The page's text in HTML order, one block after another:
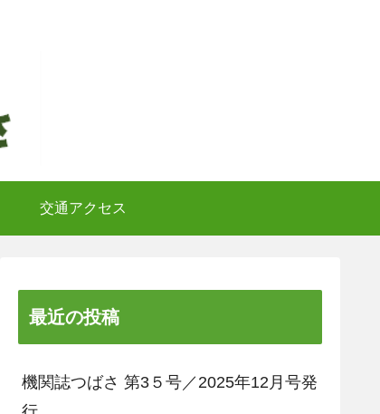
交通アクセス
最近の投稿
機関誌つばさ 第3５号／2025年12月号発